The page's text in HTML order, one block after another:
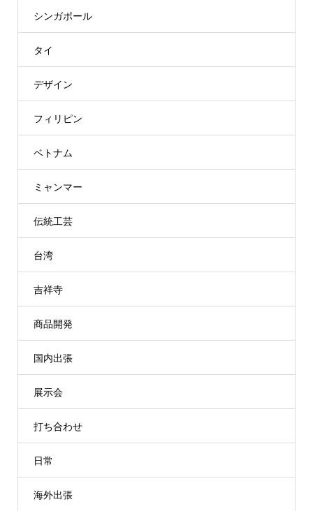
シンガポール
タイ
デザイン
フィリピン
ベトナム
ミャンマー
伝統工芸
台湾
吉祥寺
商品開発
国内出張
展示会
打ち合わせ
日常
海外出張